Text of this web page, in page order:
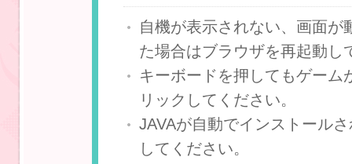
自機が表示されない、画面
た場合はブラウザを再起動し
キーボードを押してもゲー
リックしてください。
JAVAが自動でインストール
してください。